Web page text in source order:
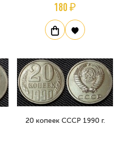
180 ₽
20 копеек СССР 1990 г.